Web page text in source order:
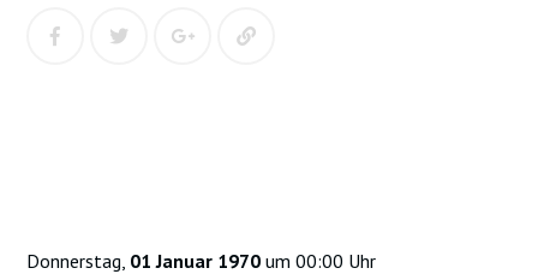
Donnerstag, 01 Januar 1970 um 00:00 Uhr